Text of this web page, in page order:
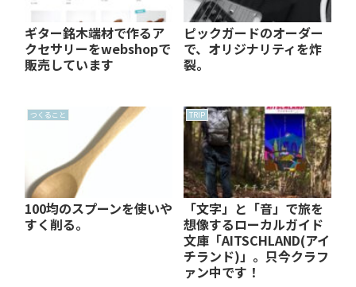
ギター銘木端材で作るア
クセサリーをwebshopで
販売しています
ピックガードのオーダー
で、オリジナリティを炸
裂。
つくること
100均のスプーンを使いや
すく削る。
TRIP
「文字」と「音」で旅を
想像するローカルガイド
文庫「AITSCHLAND(アイ
チランド)」。只今クラフ
ァン中です！